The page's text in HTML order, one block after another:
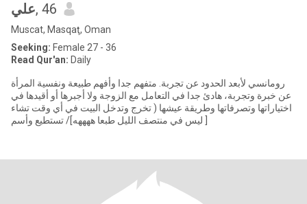
علي, 46
Muscat, Masqaţ, Oman
Seeking: Female 27 - 36
Read Qur'an: Daily
رومانسي لأبعد الحدود عن تجربة. متفهم جدا وأفهم طبيعة ونفسية المرأة
عن خبرة وتجربة، هادئ جدا في التعامل مع الزوجة ولا أجبرها أو أقيدها في
اختياراتها وتصرفاتها وطريقة عيشها ( تخرج وتدخل البيت في أي وقت تشاء
[ ليس في منتصف الليل طبعا ههههه]/ تستطيع وأسم